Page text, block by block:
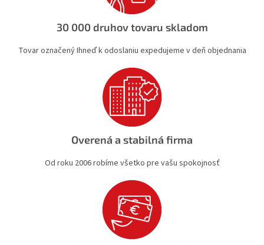
30 000 druhov tovaru skladom
Tovar označený Ihneď k odoslaniu expedujeme v deň objednania
Overená a stabilná firma
Od roku 2006 robíme všetko pre vašu spokojnosť